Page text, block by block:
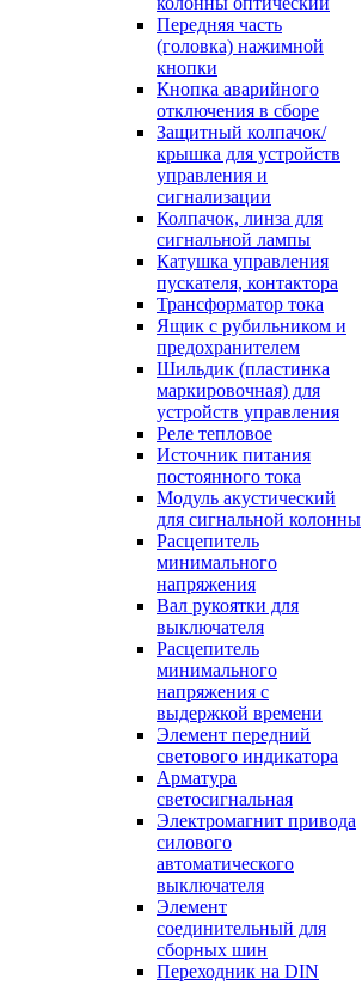
Передняя часть
(головка) нажимной
кнопки
Кнопка аварийного
отключения в сборе
Защитный колпачок/
крышка для устройств
управления и
сигнализации
Колпачок, линза для
сигнальной лампы
Катушка управления
пускателя, контактора
Трансформатор тока
Ящик с рубильником и
предохранителем
Шильдик (пластинка
маркировочная) для
устройств управления
Реле тепловое
Источник питания
постоянного тока
Модуль акустический
для сигнальной колонны
Расцепитель
минимального
напряжения
Вал рукоятки для
выключателя
Расцепитель
минимального
напряжения с
выдержкой времени
Элемент передний
светового индикатора
Арматура
светосигнальная
Электромагнит привода
силового
автоматического
выключателя
Элемент
соединительный для
сборных шин
Переходник на DIN